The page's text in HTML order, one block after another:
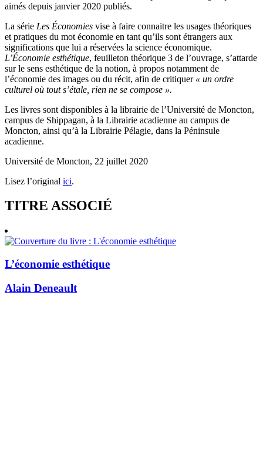
aimés depuis janvier 2020 publiés.
La série Les Économies vise à faire connaitre les usages théoriques
et pratiques du mot économie en tant qu’ils sont étrangers aux
significations que lui a réservées la science économique.
L’Économie esthétique, feuilleton théorique 3 de l’ouvrage, s’attarde
sur le sens esthétique de la notion, à propos notamment de
l’économie des images ou du récit, afin de critiquer « un ordre
culturel où tout s’étale, rien ne se compose ».
Les livres sont disponibles à la librairie de l’Université de Moncton,
campus de Shippagan, à la Librairie acadienne au campus de
Moncton, ainsi qu’à la Librairie Pélagie, dans la Péninsule
acadienne.
Université de Moncton, 22 juillet 2020
Lisez l’original ici.
TITRE ASSOCIÉ
L’économie esthétique
Alain Deneault